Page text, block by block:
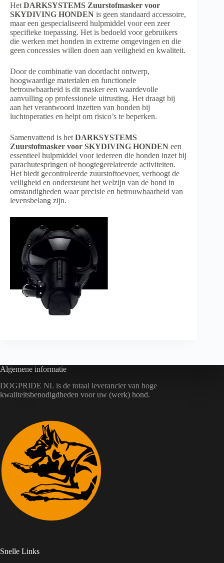
Het DARKSYSTEMS Zuurstofmasker voor
SKYDIVING HONDEN is geen standaard accessoire,
maar een gespecialiseerd hulpmiddel voor een zeer
specifieke toepassing. Het is bedoeld voor gebruikers
die werken met honden in extreme omgevingen en die
geen concessies willen doen aan veiligheid en kwaliteit.
Door de combinatie van doordacht ontwerp,
hoogwaardige materialen en functionele
betrouwbaarheid is dit masker een waardevolle
aanvulling op professionele uitrusting. Het draagt bij
aan het verantwoord inzetten van honden bij
luchtoperaties en helpt om risico’s te beperken.
Samenvattend is het DARKSYSTEMS
Zuurstofmasker voor SKYDIVING HONDEN een
essentieel hulpmiddel voor iedereen die honden inzet bij
parachutespringen of hoogtegerelateerde activiteiten.
Het biedt gecontroleerde zuurstoftoevoer, verhoogt de
veiligheid en ondersteunt het welzijn van de hond in
omstandigheden waar precisie en betrouwbaarheid van
levensbelang zijn.
Algemene informatie
DOGPRIDE NL is de totaal leverancier van hoge
kwaliteitsbenodigdheden voor uw (werk) hond.
Snelle Links